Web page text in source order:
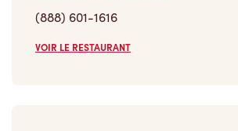
(888) 601-1616
VOIR LE RESTAURANT